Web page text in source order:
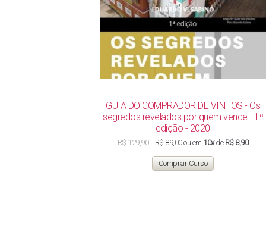
GUIA DO COMPRADOR DE VINHOS - Os
segredos revelados por quem vende - 1ª
edição - 2020
R$129,90
original
era:
R$ 129,90.
R$ 89,00O
atual
é:
R$ 89,00.
ou em 10xde R$ 8,90
Comprar Curso